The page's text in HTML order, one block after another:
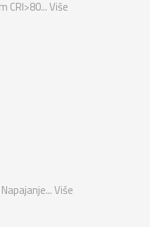
CRI>80...Više
Više